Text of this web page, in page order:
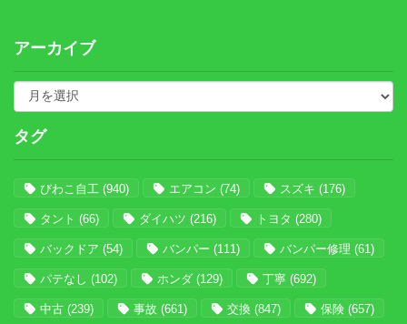
アーカイブ
タグ
びわこ自工 (940) エアコン (74) スズキ (176)
タント (66) ダイハツ (216) トヨタ (280)
バックドア (54) バンパー (111) バンパー修理 (61)
パテなし (102) ホンダ (129) 丁寧 (692)
中古 (239) 事故 (661) 交換 (847) 保険 (657)